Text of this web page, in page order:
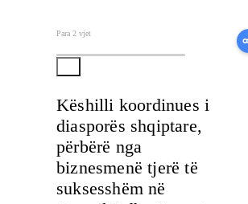
Para 2 vjet
Këshilli koordinues i
diasporës shqiptare,
përbërë nga
biznesmenë tjerë të
suksesshëm në